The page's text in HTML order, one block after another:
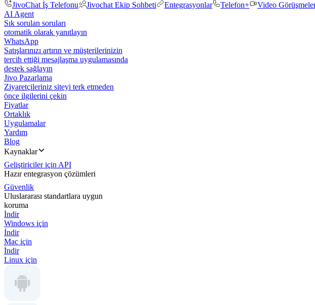
JivoChat İş Telefonu
Jivochat Ekip Sohbeti Entegrasyonlar Telefon+ Video
AI Agent
Sık sorulan soruları
otomatik olarak yanıtlayın
WhatsApp
Satışlarınızı artırın ve müşterilerinizin
tercih ettiği mesajlaşma uygulamasında
destek sağlayın
Jivo Pazarlama
Ziyaretçileriniz siteyi terk etmeden
önce ilgilerini çekin
Fiyatlar
Ortaklık
Uygulamalar
Yardım
Blog
Kaynaklar
Geliştiriciler için API
Hazır entegrasyon çözümleri
Güvenlik
Uluslararası standartlara uygun
koruma
İndir
Windows için
İndir
Mac için
İndir
Linux için